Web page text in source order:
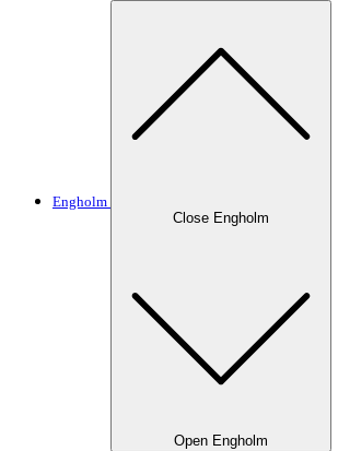
Engholm
Close Engholm
Open Engholm